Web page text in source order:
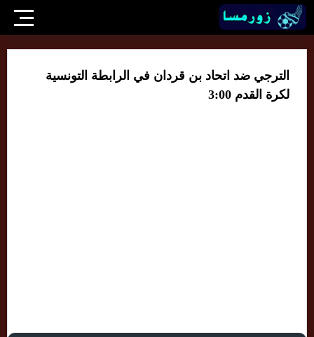
الترجي ضد اتحاد بن قردان في الرابطة التونسية
لكرة القدم 3:00